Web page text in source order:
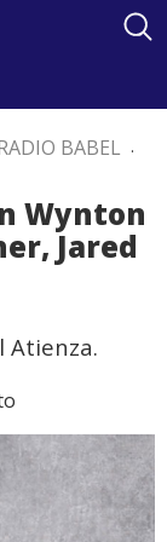
BABEL .
Wynton
Jared
Atienza.